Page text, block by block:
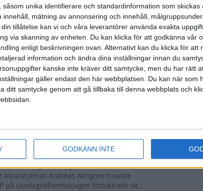
såsom unika identifierare och standardinformation som skickas
innehåll, mätning av annonsering och innehåll,
din tillåtelse kan vi och våra leverantörer använda exakta
via skanning av enheten. Du kan klicka för att godkänna vår
enligt beskrivningen ovan. Alternativt kan du klicka för att
information och ändra dina inställningar innan du
kanske inte kräver ditt samtycke, men du har rätt
gäller endast den här webbplatsen. Du kan när som
ditt samtycke genom att gå tillbaka till denna webbplats och
GODKÄNN INTE
Stockholm Halvmaraton avgjordes i
grader, mulet och väldigt lite vind. Totalt
15,807 kom till sta...
vann Finnkampen
världens äldsta och största
inför fullsatta läktare på Stockholms
testade VM-formen
som avgörs i Tokyo den 13-21
löparstjärnan Andreas Almgren lovande
på söndagseftermiddagen förbättrade sit...